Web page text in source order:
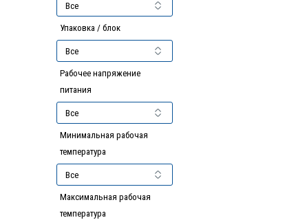
Упаковка / блок
Рабочее напряжение
питания
Минимальная рабочая
температура
Максимальная рабочая
температура